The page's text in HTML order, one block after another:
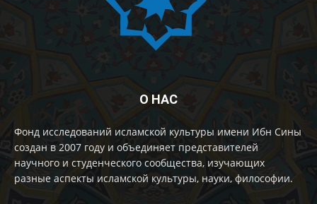
О НАС
Фонд исследований исламской культуры имени Ибн Сины
создан в 2007 году и объединяет представителей
научного и студенческого сообщества, изучающих
разные аспекты исламской культуры, науки, философии.